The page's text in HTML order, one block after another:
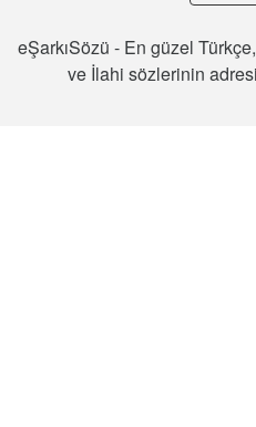
eŞarkıSözü - En güzel
ve İlahi sözlerinin